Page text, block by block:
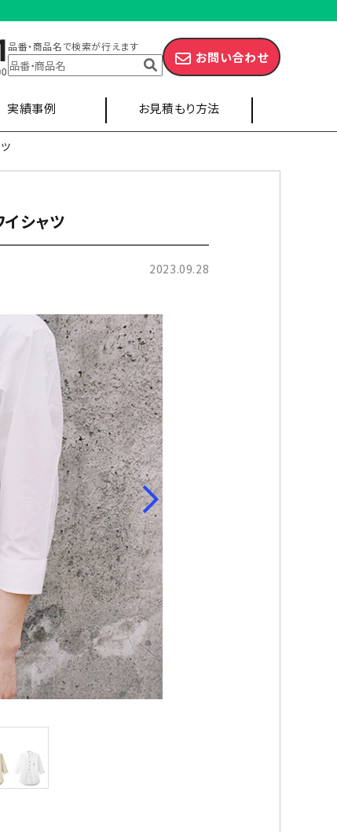
品番・商品名で検索が行えます
お問い合わせ
キャップ
実績事例 お見積もり方法
シャツ
2023.09.28